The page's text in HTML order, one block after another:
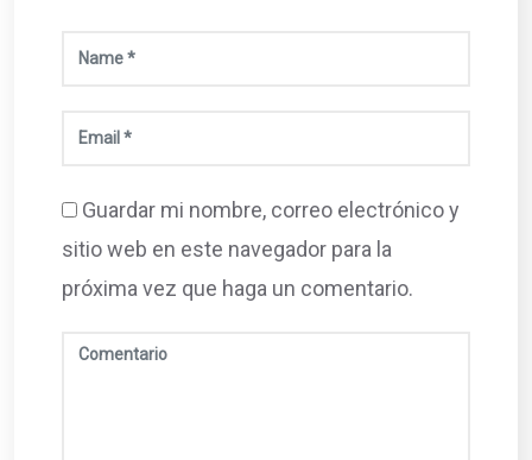
Guardar mi nombre, correo electrónico y
sitio web en este navegador para la
próxima vez que haga un comentario.